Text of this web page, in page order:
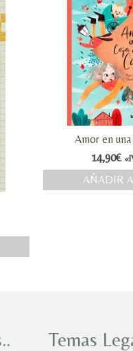
Amor en
14,90€
AÑADIR
Temas